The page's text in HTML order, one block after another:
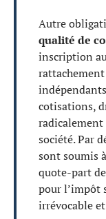
Autre
qualité de
inscription
cotisations,
radicalement
société. Par
sont soumis
quote-part
pour l’impôt
irrévocable